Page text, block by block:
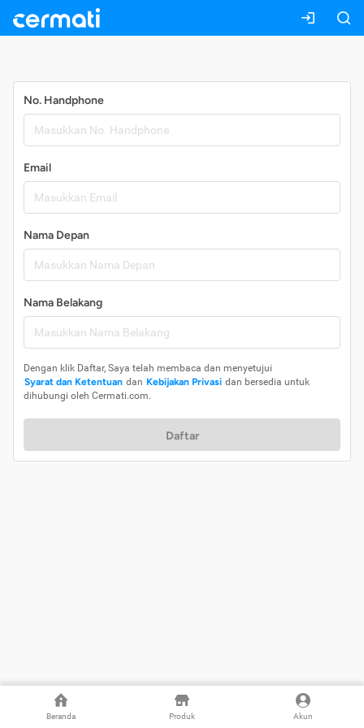
Beranda Produk Akun
No. Handphone
Email
Nama Depan
Nama Belakang
Dengan klik Daftar, Saya telah membaca dan menyetujui
Syarat dan Ketentuan dan Kebijakan Privasi dan bersedia untuk
dihubungi oleh Cermati.com.
Daftar